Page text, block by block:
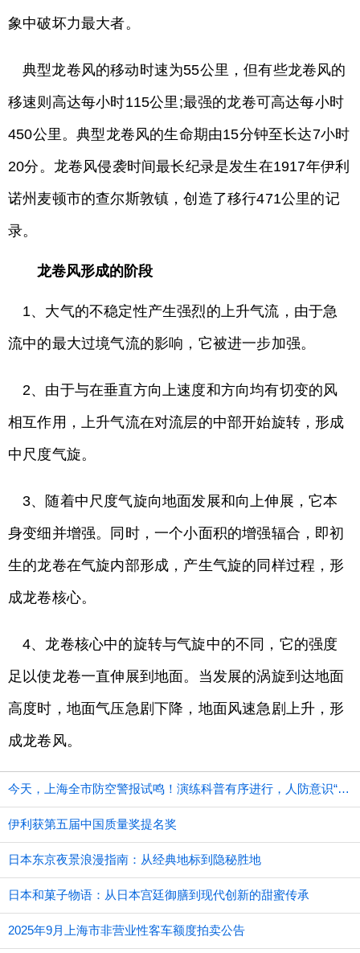
象中破坏力最大者。
典型龙卷风的移动时速为55公里，但有些龙卷风的
移速则高达每小时115公里;最强的龙卷可高达每小时
450公里。典型龙卷风的生命期由15分钟至长达7小时
20分。龙卷风侵袭时间最长纪录是发生在1917年伊利
诺州麦顿市的查尔斯敦镇，创造了移行471公里的记
录。
龙卷风形成的阶段
1、大气的不稳定性产生强烈的上升气流，由于急
流中的最大过境气流的影响，它被进一步加强。
2、由于与在垂直方向上速度和方向均有切变的风
相互作用，上升气流在对流层的中部开始旋转，形成
中尺度气旋。
3、随着中尺度气旋向地面发展和向上伸展，它本
身变细并增强。同时，一个小面积的增强辐合，即初
生的龙卷在气旋内部形成，产生气旋的同样过程，形
成龙卷核心。
4、龙卷核心中的旋转与气旋中的不同，它的强度
足以使龙卷一直伸展到地面。当发展的涡旋到达地面
高度时，地面气压急剧下降，地面风速急剧上升，形
成龙卷风。
今天，上海全市防空警报试鸣！演练科普有序进行，人防意识“声入人心”
伊利获第五届中国质量奖提名奖
日本东京夜景浪漫指南：从经典地标到隐秘胜地
日本和菓子物语：从日本宫廷御膳到现代创新的甜蜜传承
2025年9月上海市非营业性客车额度拍卖公告